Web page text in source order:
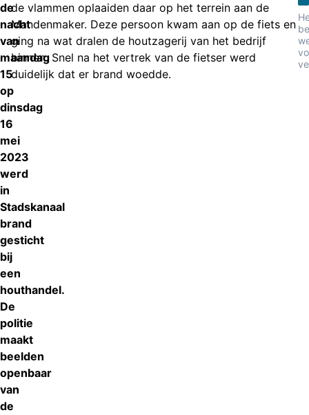
de
nacht
van
maandag
15
op
dinsdag
16
mei
2023
werd
in
Stadskanaal
brand
gesticht
bij
een
houthandel.
De
politie
maakt
beelden
openbaar
van
de
de vlammen oplaaiden daar op het terrein aan de
Mandenmaker. Deze persoon kwam aan op de fiets en
ging na wat dralen de houtzagerij van het bedrijf
binnen. Snel na het vertrek van de fietser werd
duidelijk dat er brand woedde.